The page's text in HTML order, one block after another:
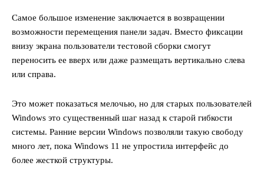
Самое большое изменение заключается в возвращении
возможности перемещения панели задач. Вместо фиксации
внизу экрана пользователи тестовой сборки смогут
переносить ее вверх или даже размещать вертикально слева
или справа.
Это может показаться мелочью, но для старых пользователей
Windows это существенный шаг назад к старой гибкости
системы. Ранние версии Windows позволяли такую свободу
много лет, пока Windows 11 не упростила интерфейс до
более жесткой структуры.